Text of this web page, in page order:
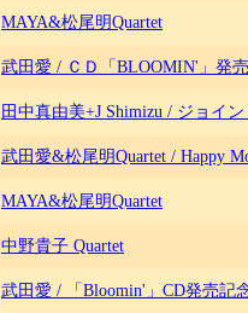
MAYA&松尾明Quartet
武田愛 / ＣＤ「BLOOMIN'」発
田中真由美+J Shimizu / ジョイ
武田愛&松尾明Quartet / Happy
MAYA&松尾明Quartet
中野貴子 Quartet
武田愛 / 「Bloomin'」CD発売記